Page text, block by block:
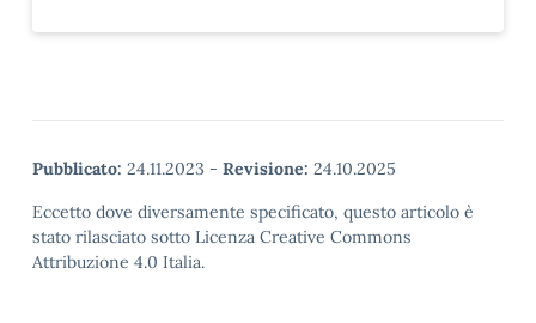
Pubblicato: 24.11.2023 - Revisione: 24.10.2025
Eccetto dove diversamente specificato, questo articolo è
stato rilasciato sotto Licenza Creative Commons
Attribuzione 4.0 Italia.